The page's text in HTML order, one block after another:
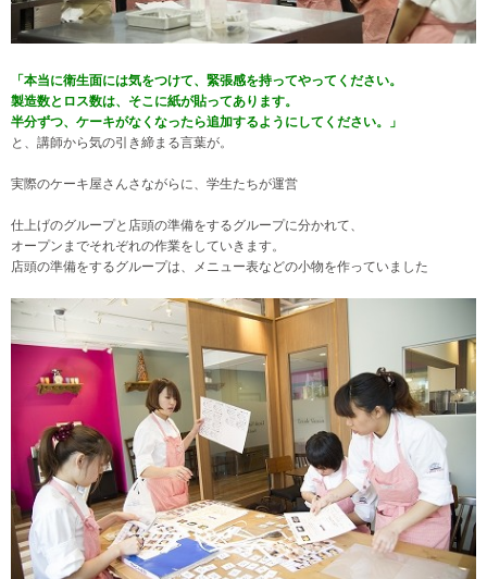
「本当に衛生面には気をつけて、緊張感を持ってやってください。
製造数とロス数は、そこに紙が貼ってあります。
半分ずつ、ケーキがなくなったら追加するようにしてください。」
と、講師から気の引き締まる言葉が。
実際のケーキ屋さんさながらに、学生たちが運営
仕上げのグループと店頭の準備をするグループに分かれて、
オープンまでそれぞれの作業をしていきます。
店頭の準備をするグループは、メニュー表などの小物を作っていました